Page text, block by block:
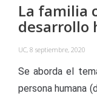
La familia
desarrollo
UC, 8 septiembre, 2020
Se aborda el
persona humana